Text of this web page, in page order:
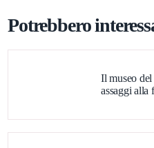
Potrebbero
Il museo
assaggi alla